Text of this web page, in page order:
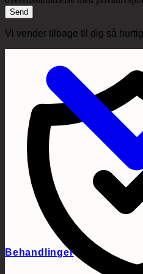
Behandlinger
Send
Vi vender tilbage til dig så